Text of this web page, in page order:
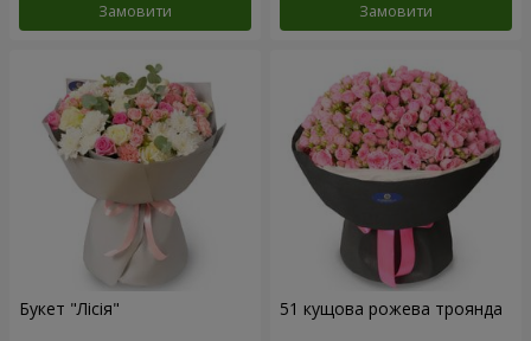
Замовити Замовити
Букет "Лісія" 51 кущова рожева троянда